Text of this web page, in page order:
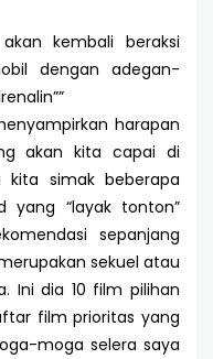
kembali beraksi
dengan adegan-
”
harapan
akan kita capai di
kita simak beberapa
yang “layak tonton”
sepanjang
sekuel atau
Ini dia 10 film pilihan
film prioritas yang
moga selera saya